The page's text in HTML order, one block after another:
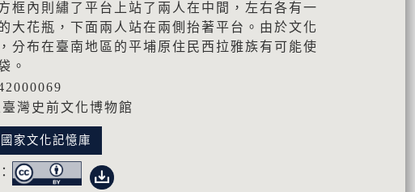
框內則繡了平台上站了兩人在中間，左右各有一
大花瓶，下面兩人站在兩側抬著平台。由於文化
分布在臺南地區的平埔原住民西拉雅族有可能使
。
灣史前文化博物館
國家文化記憶庫